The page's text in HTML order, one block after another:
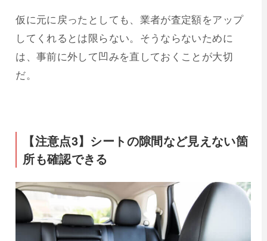
仮に元に戻ったとしても、業者が査定額をアップ
してくれるとは限らない。そうならないために
は、事前に外して凹みを直しておくことが大切
だ。
【注意点3】シートの隙間など見えない箇
所も確認できる